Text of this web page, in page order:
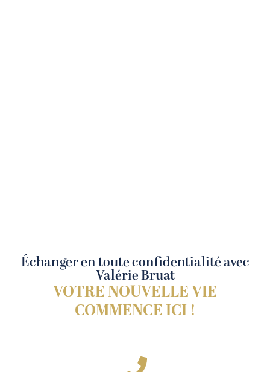
Échanger en toute confidentialité avec
Valérie Bruat
VOTRE NOUVELLE VIE
COMMENCE ICI !